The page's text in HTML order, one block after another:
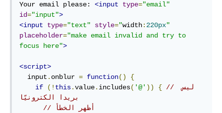
Your email please: <input type="email"
id="input">
<input
type="text" style="width: 220px"
placeholder="make email invalid and try to
focus here">
<script>
  input
. onblur = function()
{
if
(! this.value. includes( '@' )) { // ليس
بريدا الكترونيّا
// أظهر الخطأ